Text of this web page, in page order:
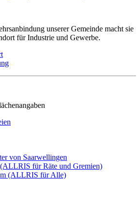
unserer Gemeinde macht sie
für Industrie und Gewerbe.
von Saarwellingen
für Räte und Gremien)
(ALLRIS für Alle)